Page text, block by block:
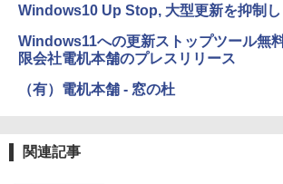
￥2,326
FM TOWNS ハイパー・
Amazon Kindle
ージ、防水、7インチカ
イ、色調調節ライト、
売)
Windows10 Up Stop, 大型更新を抑制し
Windows11への更新ストップツール無
限会社電机本舗のプレスリリース
（有）電机本舗 - 窓の杜
関連記事